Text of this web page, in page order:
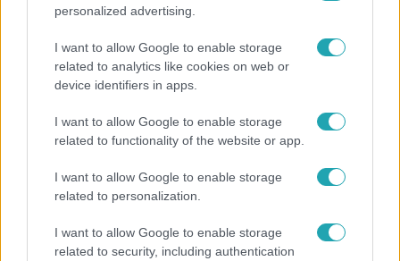
personalized advertising.
I want to allow Google to enable storage
related to analytics like cookies on web or
device identifiers in apps.
I want to allow Google to enable storage
related to functionality of the website or app.
I want to allow Google to enable storage
related to personalization.
I want to allow Google to enable storage
related to security, including authentication
19 évesen nyert modellversenyt Heidi Klum –
szakértő elemzi a szupermodell évtizedes